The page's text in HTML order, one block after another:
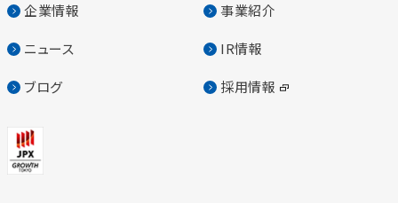
企業情報 事業紹介
ニュース IR情報
ブログ 採用情報